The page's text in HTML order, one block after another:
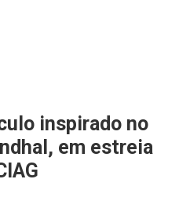
inspirado no
em estreia